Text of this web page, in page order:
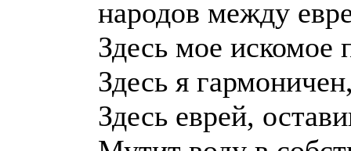
народов между
Здесь мое искомое
Здесь я
Здесь еврей,